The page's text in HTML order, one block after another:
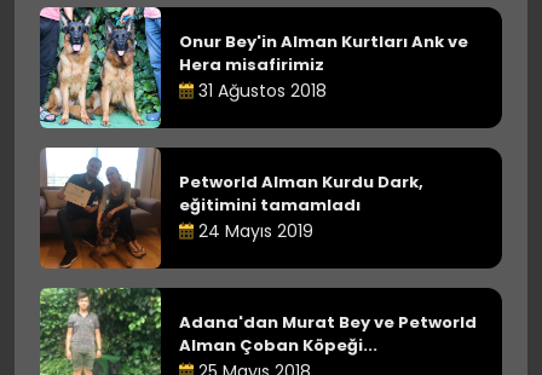
Onur Bey'in Alman Kurtları Ank ve
Hera misafirimiz
31 Ağustos 2018
Petworld Alman Kurdu Dark,
eğitimini tamamladı
24 Mayıs 2019
Adana'dan Murat Bey ve Petworld
Alman Çoban Köpeği...